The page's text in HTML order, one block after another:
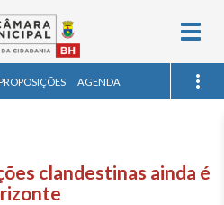
PROPOSIÇÕES AGENDA
clandestinas ainda é